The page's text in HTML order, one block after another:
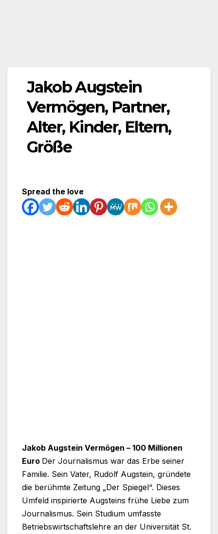
Jakob Augstein
Vermögen, Partner,
Alter, Kinder, Eltern,
Größe
Spread the love
Jakob Augstein Vermögen – 100 Millionen
Euro Der Journalismus war das Erbe seiner
Familie. Sein Vater, Rudolf Augstein, gründete
die berühmte Zeitung „Der Spiegel“. Dieses
Umfeld inspirierte Augsteins frühe Liebe zum
Journalismus. Sein Studium umfasste
Betriebswirtschaftslehre an der Universität St.